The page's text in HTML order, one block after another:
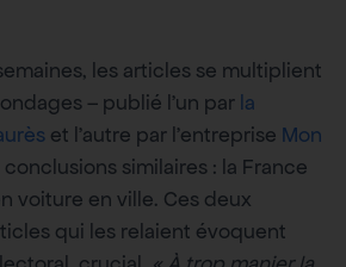
les articles se multiplient
– publié l’un par la
et l’autre par l’entreprise Mon
similaires : la France
voiture en ville. Ces deux
qui les relaient évoquent